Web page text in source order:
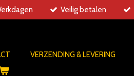
Veilig betalen
VERZENDING & LEVERING